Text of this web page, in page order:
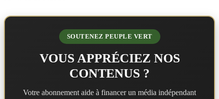
SOUTENEZ PEUPLE VERT
VOUS APPRÉCIEZ NOS
CONTENUS ?
Votre abonnement aide à financer un média indépendant